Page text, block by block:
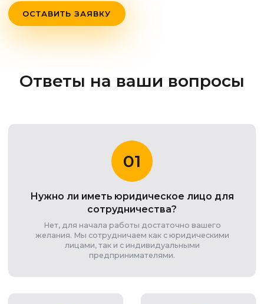
ОСТАВИТЬ ЗАЯВКУ
Ответы на ваши вопросы
01
Нужно ли иметь юридическое лицо для
сотрудничества?
Нет, для начала работы достаточно вашего
желания. Мы сотрудничаем как с юридическими
лицами, так и с индивидуальными
предпринимателями.